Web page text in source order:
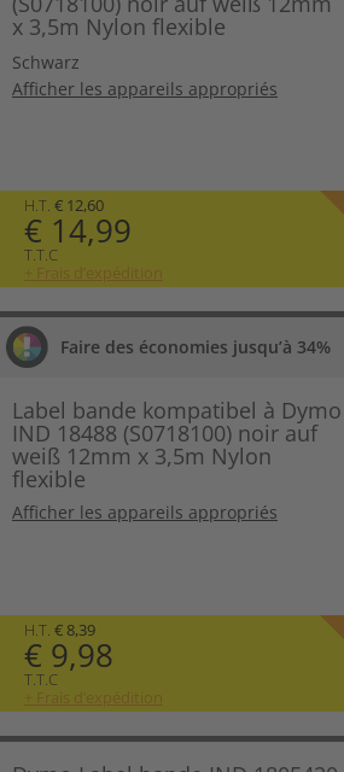
x 3,5m Nylon flexible
Schwarz
Afficher les appareils appropriés
H.T. € 12,60
€ 14,99
T.T.C
+ Frais d’expédition
Faire des économies jusqu’à 34%
Label bande kompatibel à Dymo
IND 18488 (S0718100) noir auf
weiß 12mm x 3,5m Nylon
flexible
Afficher les appareils appropriés
H.T. € 8,39
€ 9,98
T.T.C
+ Frais d’expédition